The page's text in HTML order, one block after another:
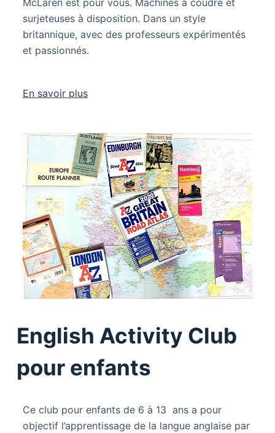
McLaren est pour vous. Machines à coudre et
surjeteuses à disposition. Dans un style
britannique, avec des professeurs expérimentés
et passionnés.
En savoir plus
English Activity Club
pour enfants
Ce club pour enfants de 6 à 13 ans a pour
objectif l’apprentissage de la langue anglaise par